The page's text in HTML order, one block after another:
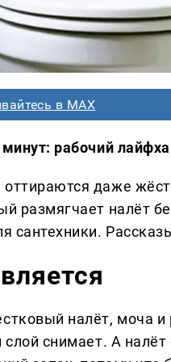
в MAX
рабочий
даже
размягчает налёт
сантехники.
налёт, моча
снимает. А налёт